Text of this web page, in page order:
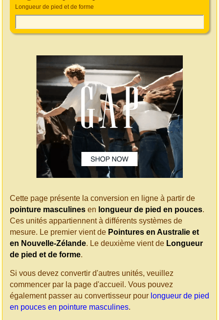
Longueur de pied et de forme
Cette page présente la conversion en ligne à partir de
pointure masculines en longueur de pied en pouces.
Ces unités appartiennent à différents systèmes de
mesure. Le premier vient de Pointures en Australie et
en Nouvelle-Zélande. Le deuxième vient de Longueur
de pied et de forme.
Si vous devez convertir d'autres unités, veuillez
commencer par la page d'accueil. Vous pouvez
également passer au convertisseur pour longueur de pied
en pouces en pointure masculines.